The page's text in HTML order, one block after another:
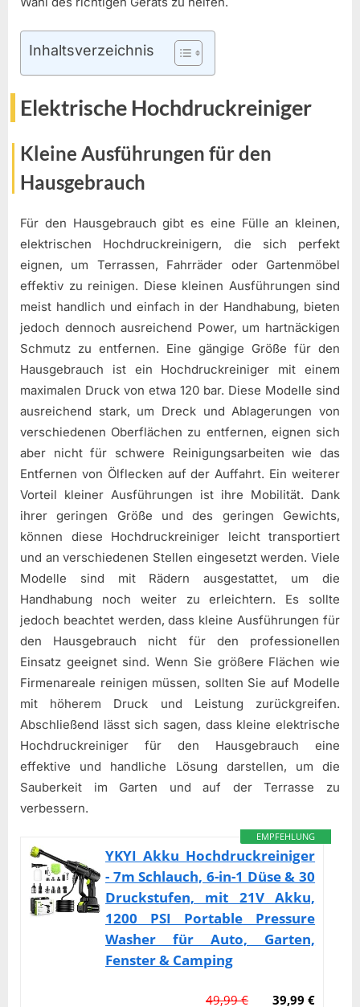
Inhaltsverzeichnis
Elektrische Hochdruckreiniger
Kleine Ausführungen für den
Hausgebrauch
Für den Hausgebrauch gibt es eine Fülle an kleinen,
elektrischen Hochdruckreinigern, die sich perfekt
eignen, um Terrassen, Fahrräder oder Gartenmöbel
effektiv zu reinigen. Diese kleinen Ausführungen sind
meist handlich und einfach in der Handhabung, bieten
jedoch dennoch ausreichend Power, um hartnäckigen
Schmutz zu entfernen. Eine gängige Größe für den
Hausgebrauch ist ein Hochdruckreiniger mit einem
maximalen Druck von etwa 120 bar. Diese Modelle sind
ausreichend stark, um Dreck und Ablagerungen von
verschiedenen Oberflächen zu entfernen, eignen sich
aber nicht für schwere Reinigungsarbeiten wie das
Entfernen von Ölflecken auf der Auffahrt. Ein weiterer
Vorteil kleiner Ausführungen ist ihre Mobilität. Dank
ihrer geringen Größe und des geringen Gewichts,
können diese Hochdruckreiniger leicht transportiert
und an verschiedenen Stellen eingesetzt werden. Viele
Modelle sind mit Rädern ausgestattet, um die
Handhabung noch weiter zu erleichtern. Es sollte
jedoch beachtet werden, dass kleine Ausführungen für
den Hausgebrauch nicht für den professionellen
Einsatz geeignet sind. Wenn Sie größere Flächen wie
Firmenareale reinigen müssen, sollten Sie auf Modelle
mit höherem Druck und Leistung zurückgreifen.
Abschließend lässt sich sagen, dass kleine elektrische
Hochdruckreiniger für den Hausgebrauch eine
effektive und handliche Lösung darstellen, um die
Sauberkeit im Garten und auf der Terrasse zu
verbessern.
EMPFEHLUNG
YKYI Akku Hochdruckreiniger
- 7m Schlauch, 6-in-1 Düse & 30
Druckstufen, mit 21V Akku,
1200 PSI Portable Pressure
Washer für Auto, Garten,
Fenster & Camping
39,99 €
49,99 €